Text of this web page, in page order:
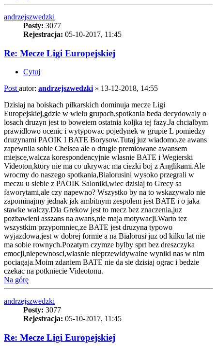
andrzejszwedzki
Posty: 3077
Rejestracja: 05-10-2017, 11:45
Re: Mecze Ligi Europejskiej
Cytuj
Post autor: andrzejszwedzki» 13-12-2018, 14:55
Dzisiaj na boiskach pilkarskich dominuja mecze Ligi
Europejskiej,gdzie w wielu grupach,spotkania beda decydowaly o
losach druzyn jest to boweiem ostatnia koljka tej fazy.Ja chcialbym
prawidlowo ocenic i wytypowac pojedynek w grupie L pomiedzy
druzynami PAOIK I BATE Borysow.Tutaj juz wiadomo,ze awans
zapewnila sobie Chelsea ale o drugie premiowane awansem
miejsce,walcza korespondencyjnie wlasnie BATE i Wegierski
Videoton,ktory nie ma co ukrywac ma ciezki boj z Anglikami.Ale
wrocmy do naszego spotkania,Bialorusini wysoko przegrali w
meczu u siebie z PAOIK Saloniki,wiec dzisiaj to Grecy sa
faworytami,ale czy napewno? Wszystko by na to wskazywalo nie
zapominajmy jednak jak ambitnym zespolem jest BATE i o jaka
stawke walczy.Dla Grekow jest to mecz bez znaczenia,juz
pozbawieni asszans na awans,nie maja motywacji.Warto tez
wszystkim przypomniec,ze BATE jest druzyna typowo
wyjazdowa,jest w dobrej formie a na Bialorusi juz od kilku lat nie
ma sobie rownych.Pozatym czymze bylby sprt bez dreszczyka
emocji,niepewnosci,wlasnie nieprzewidywalne wyniki nas w nim
pociagaja.Moim zdaniem BATE nie da sie dzisiaj ograc i bedzie
czekac na potkniecie Videotonu.
Na górę
andrzejszwedzki
Posty: 3077
Rejestracja: 05-10-2017, 11:45
Re: Mecze Ligi Europejskiej